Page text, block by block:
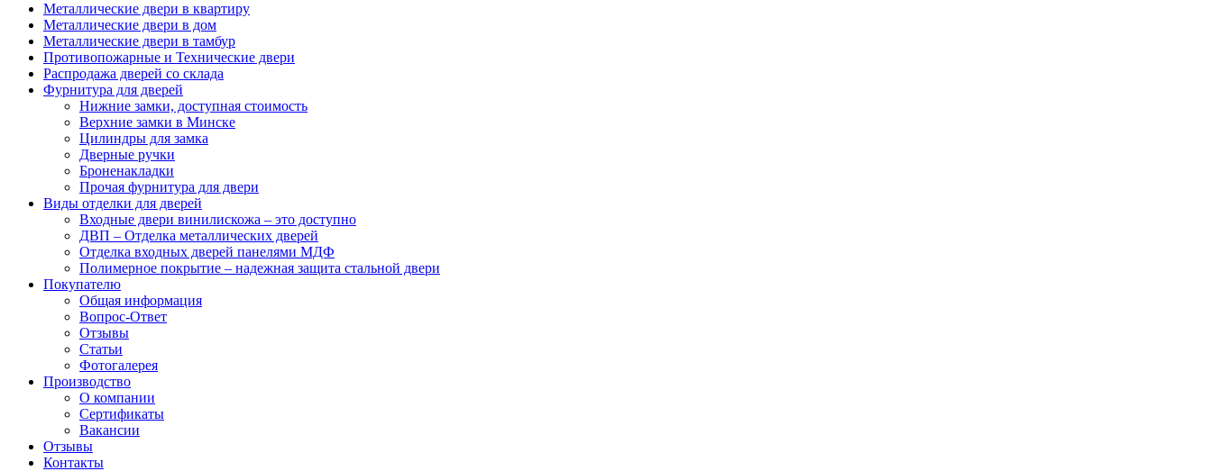
Металлические двери в квартиру
Металлические двери в дом
Металлические двери в тамбур
Противопожарные и Технические двери
Распродажа дверей со склада
Фурнитура для дверей
Нижние замки, доступная стоимость
Верхние замки в Минске
Цилиндры для замка
Дверные ручки
Броненакладки
Прочая фурнитура для двери
Виды отделки для дверей
Входные двери винилискожа – это доступно
ДВП – Отделка металлических дверей
Отделка входных дверей панелями МДФ
Полимерное покрытие – надежная защита стальной двери
Покупателю
Общая информация
Вопрос-Ответ
Отзывы
Статьи
Фотогалерея
Производство
О компании
Сертификаты
Вакансии
Отзывы
Контакты